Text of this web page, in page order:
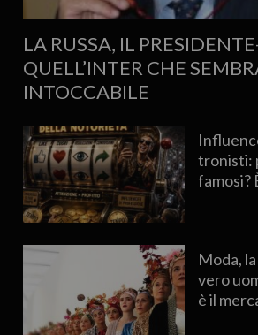
LA RUSSA, IL
QUELL’INTER CHE
INTOCCABILE
tronisti:
famosi?
Moda,
vero
è il